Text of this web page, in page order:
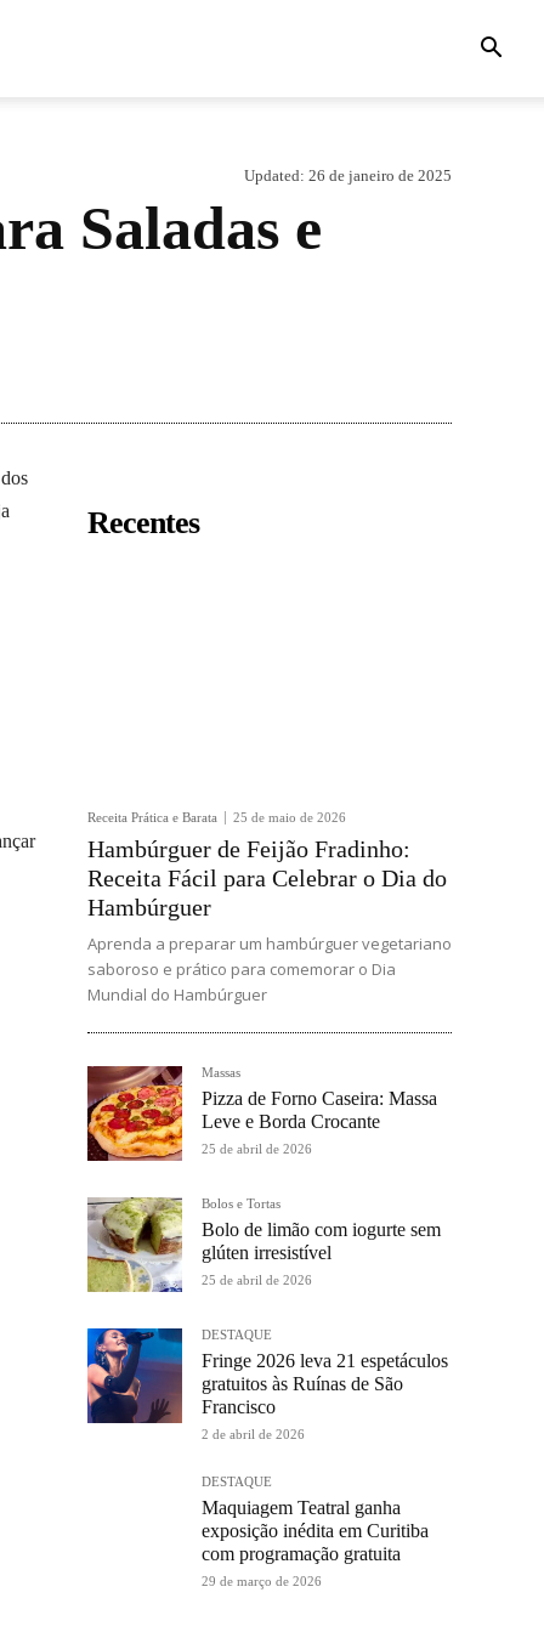
Updated: 26 de janeiro de 2025
Saladas e
Recentes
Receita Prática e Barata 25 de maio de 2026
Hambúrguer de Feijão Fradinho:
Receita Fácil para Celebrar o Dia do
Hambúrguer
Aprenda a preparar um hambúrguer vegetariano
saboroso e prático para comemorar o Dia
Mundial do Hambúrguer
Massas
Pizza de Forno Caseira: Massa
Leve e Borda Crocante
25 de abril de 2026
Bolos e Tortas
Bolo de limão com iogurte sem
glúten irresistível
25 de abril de 2026
DESTAQUE
Fringe 2026 leva 21 espetáculos
gratuitos às Ruínas de São
Francisco
2 de abril de 2026
DESTAQUE
Maquiagem Teatral ganha
exposição inédita em Curitiba
com programação gratuita
29 de março de 2026